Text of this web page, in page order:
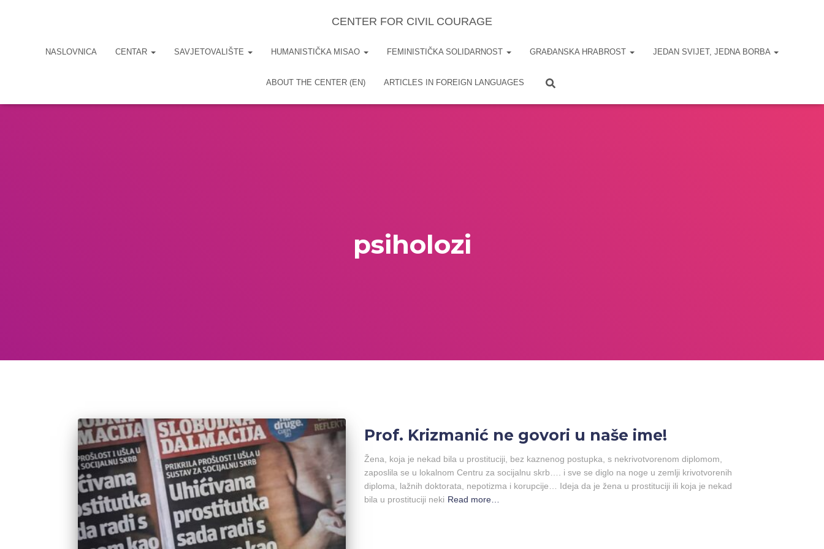
CENTER FOR CIVIL COURAGE
NASLOVNICA CENTAR SAVJETOVALIŠTE HUMANISTIČKA MISAO FEMINISTIČKA SOLIDARNOST GRAĐANSKA HRABROST JEDAN SVIJET, JEDNA BORBA
ABOUT THE CENTER (EN) ARTICLES IN FOREIGN LANGUAGES
psiholozi
Prof. Krizmanić ne govori u naše ime!
Žena, koja je nekad bila u prostituciji, bez kaznenog postupka, s nekrivotvorenom diplomom,
zaposlila se u lokalnom Centru za socijalnu skrb…. i sve se diglo na noge u zemlji krivotvorenih
diploma, lažnih doktorata, nepotizma i korupcije… Ideja da je žena u prostituciji ili koja je nekad
bila u prostituciji neki Read more…